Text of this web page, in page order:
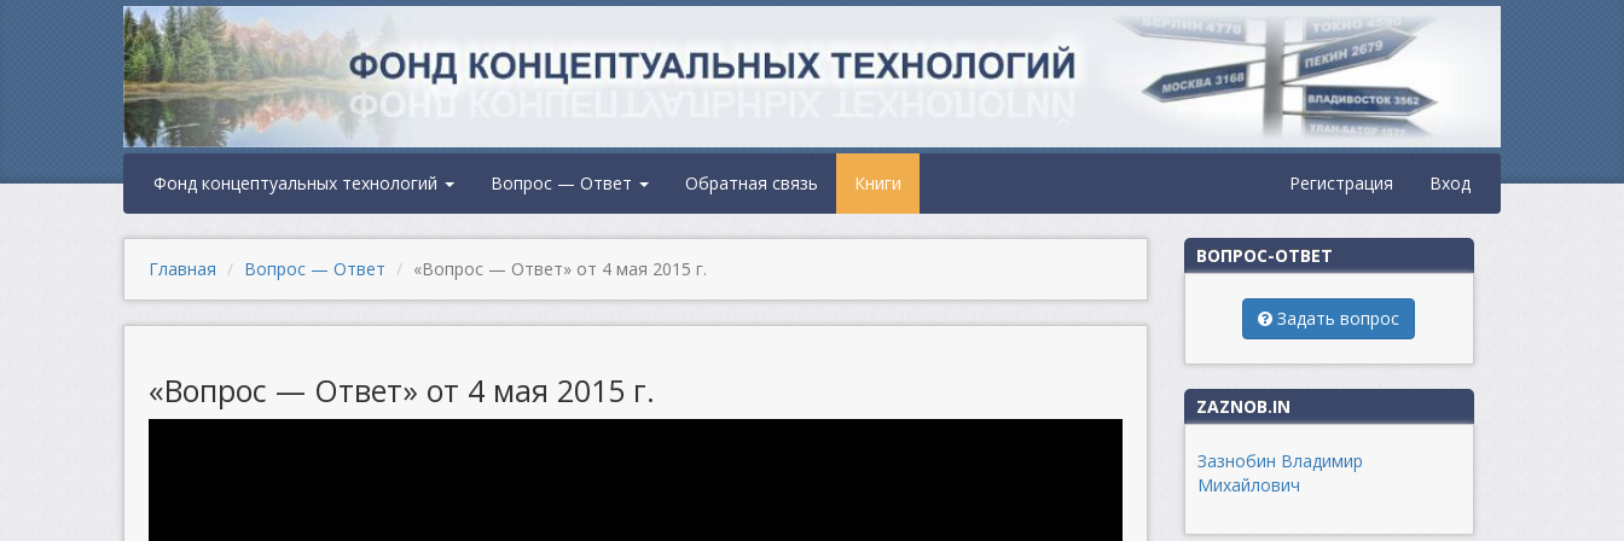
Фонд концептуальных технологий Вопрос — Ответ Обратная связь Книги Регистрация Вход
Главная Вопрос — Ответ «Вопрос — Ответ» от 4 мая 2015 г.
«Вопрос — Ответ» от 4 мая 2015 г.
ВОПРОС-ОТВЕТ
Задать вопрос
ZAZNOB.IN
Зазнобин Владимир
Михайлович